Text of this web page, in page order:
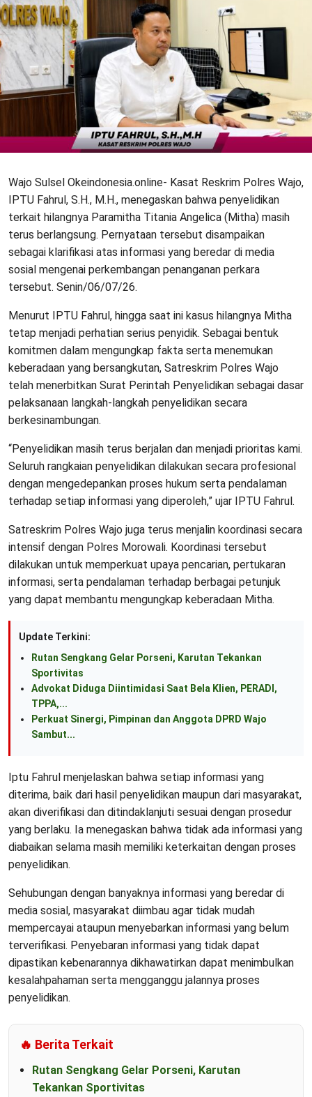
Wajo Sulsel Okeindonesia.online- Kasat Reskrim Polres Wajo,
IPTU Fahrul, S.H., M.H., menegaskan bahwa penyelidikan
terkait hilangnya Paramitha Titania Angelica (Mitha) masih
terus berlangsung. Pernyataan tersebut disampaikan
sebagai klarifikasi atas informasi yang beredar di media
sosial mengenai perkembangan penanganan perkara
tersebut. Senin/06/07/26.
Menurut IPTU Fahrul, hingga saat ini kasus hilangnya Mitha
tetap menjadi perhatian serius penyidik. Sebagai bentuk
komitmen dalam mengungkap fakta serta menemukan
keberadaan yang bersangkutan, Satreskrim Polres Wajo
telah menerbitkan Surat Perintah Penyelidikan sebagai dasar
pelaksanaan langkah-langkah penyelidikan secara
berkesinambungan.
“Penyelidikan masih terus berjalan dan menjadi prioritas kami.
Seluruh rangkaian penyelidikan dilakukan secara profesional
dengan mengedepankan proses hukum serta pendalaman
terhadap setiap informasi yang diperoleh,” ujar IPTU Fahrul.
Satreskrim Polres Wajo juga terus menjalin koordinasi secara
intensif dengan Polres Morowali. Koordinasi tersebut
dilakukan untuk memperkuat upaya pencarian, pertukaran
informasi, serta pendalaman terhadap berbagai petunjuk
yang dapat membantu mengungkap keberadaan Mitha.
Update Terkini:
Rutan Sengkang Gelar Porseni, Karutan Tekankan
Sportivitas
Advokat Diduga Diintimidasi Saat Bela Klien, PERADI,
TPPA,...
Perkuat Sinergi, Pimpinan dan Anggota DPRD Wajo
Sambut...
Iptu Fahrul menjelaskan bahwa setiap informasi yang
diterima, baik dari hasil penyelidikan maupun dari masyarakat,
akan diverifikasi dan ditindaklanjuti sesuai dengan prosedur
yang berlaku. Ia menegaskan bahwa tidak ada informasi yang
diabaikan selama masih memiliki keterkaitan dengan proses
penyelidikan.
Sehubungan dengan banyaknya informasi yang beredar di
media sosial, masyarakat diimbau agar tidak mudah
mempercayai ataupun menyebarkan informasi yang belum
terverifikasi. Penyebaran informasi yang tidak dapat
dipastikan kebenarannya dikhawatirkan dapat menimbulkan
kesalahpahaman serta mengganggu jalannya proses
penyelidikan.
🔥 Berita Terkait
Rutan Sengkang Gelar Porseni, Karutan
Tekankan Sportivitas